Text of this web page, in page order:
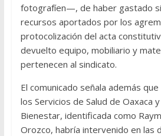
fotografíen—, de haber gastado
recursos aportados por los
protocolización del acta
devuelto equipo, mobiliario y
pertenecen al sindicato.
El comunicado señala además
los Servicios de Salud de Oaxaca
Bienestar, identificada como
Orozco, habría intervenido en las